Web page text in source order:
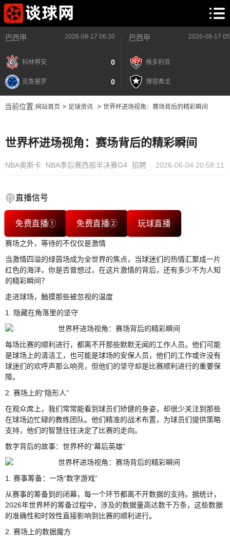
巴西甲 2026-08-17 06:30
科林蒂安 0
克鲁塞罗 0
巴西甲 2026-08-17
维多利亚
博塔弗戈
当前位置: 网站首页> 足球资讯> 世界杯进场视角：赛场背后的精彩瞬间
世界杯进场视角：赛场背后的精彩瞬间
NBA奥斯卡 NBA季后赛西部半决赛G4 招聘 2026-06-04 20:58:11
直播信号
免费直播① 免费直播② 玩球直播
赛场之外，等待的不仅仅是激情
当激情四溢的绿茵场成为全世界的焦点，当球迷们的热情汇聚成一片
红色的海洋，你是否曾想过，在这片激情的背后，还有多少不为人知
的精彩瞬间？
走进球场，触摸那些被忽视的温度
1. 隐藏在角落里的坚守
每场比赛的顺利进行，都离不开那些默默无闻的工作人员。他们可能
是球场上的清洁工，也可能是球场的安保人员，他们的工作或许没有
球迷们的欢呼声那么响亮，但他们的坚守却是比赛顺利进行的重要保
障。
2. 赛场上的“隐形人”
在观众席上，我们常常能看到球员们矫健的身姿，却很少关注到那些
在球场边忙碌的教练团队。他们精准的战术布置，为球员们提供策略
支持，他们的智慧往往决定了比赛的走向。
数字背后的故事：世界杯的“幕后英雄”
1. 赛事筹备：一场“数字游戏”
从赛事的筹备到的闭幕，每一个环节都离不开数据的支持。据统计，
2026年世界杯的筹备过程中，涉及的数据量高达数千万条，这些数据
的准确性和时效性直接影响到比赛的顺利进行。
2. 赛场上的数据魔方